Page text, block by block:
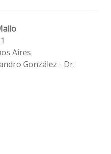
Aires
González - Dr.